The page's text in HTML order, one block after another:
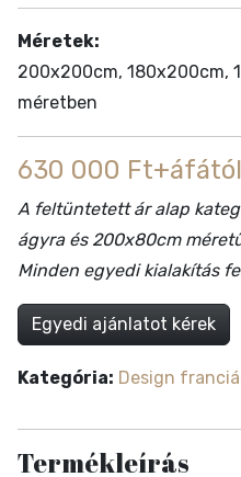
Méretek:
200x200cm, 180x200cm,
méretben
630 000 Ft+áfától
A feltüntetett ár alap
ágyra és 200x80cm
Minden egyedi kialakítás
Egyedi ajánlatot kérek
Kategória: Design
Termékleírás